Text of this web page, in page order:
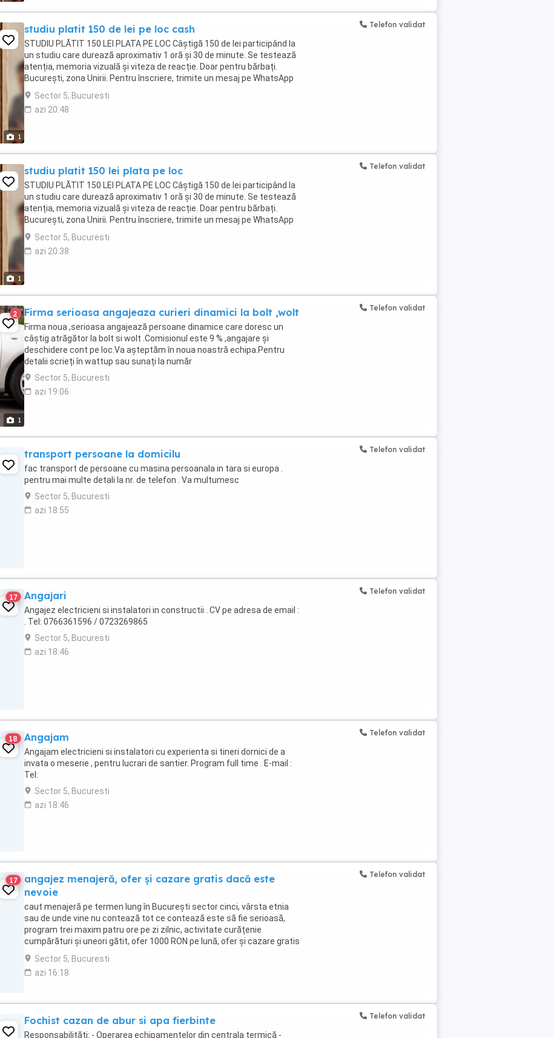
1
studiu platit 150 de lei pe loc cash
STUDIU PLĂTIT 150 LEI PLATA PE LOC Câștigă 150 de lei participând la
un studiu care durează aproximativ 1 oră și 30 de minute. Se testează
atenția, memoria vizuală și viteza de reacție. Doar pentru bărbați.
București, zona Unirii. Pentru înscriere, trimite un mesaj pe WhatsApp
...
Sector 5, Bucuresti
azi 20:48
Telefon validat
1
studiu platit 150 lei plata pe loc
STUDIU PLĂTIT 150 LEI PLATA PE LOC Câștigă 150 de lei participând la
un studiu care durează aproximativ 1 oră și 30 de minute. Se testează
atenția, memoria vizuală și viteza de reacție. Doar pentru bărbați.
București, zona Unirii. Pentru înscriere, trimite un mesaj pe WhatsApp
...
Sector 5, Bucuresti
azi 20:38
Telefon validat
1
2 Firma serioasa angajeaza curieri dinamici la bolt ,wolt
Firma noua ,serioasa angajează persoane dinamice care doresc un
câștig atrăgător la bolt si wolt .Comisionul este 9 % ,angajare și
deschidere cont pe loc.Va așteptăm în noua noastră echipa.Pentru
detalii scrieți în wattup sau sunați la număr
Sector 5, Bucuresti
azi 19:06
Telefon validat
transport persoane la domicilu
fac transport de persoane cu masina persoanala in tara si europa .
pentru mai multe detali la nr. de telefon . Va multumesc
Sector 5, Bucuresti
azi 18:55
Telefon validat
17 Angajari
Angajez electricieni si instalatori in constructii . CV pe adresa de email :
. Tel: 0766361596 / 0723269865
Sector 5, Bucuresti
azi 18:46
Telefon validat
18 Angajam
Angajam electricieni si instalatori cu experienta si tineri dornici de a
invata o meserie , pentru lucrari de santier. Program full time . E-mail :
Tel:
Sector 5, Bucuresti
azi 18:46
Telefon validat
17
angajez menajeră, ofer și cazare gratis dacă este
nevoie
caut menajeră pe termen lung în București sector cinci, vârsta etnia
sau de unde vine nu contează tot ce contează este să fie serioasă,
program trei maxim patru ore pe zi zilnic, activitate curățenie
cumpărături și uneori gătit, ofer 1000 RON pe lună, ofer și cazare gratis
dacă este nevoie, mai multe ...
Sector 5, Bucuresti
azi 16:18
Telefon validat
Fochist cazan de abur si apa fierbinte
Responsabilități: - Operarea echipamentelor din centrala termică -
Telefon validat